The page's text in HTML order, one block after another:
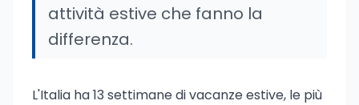
attività estive che fanno la
differenza.
L'Italia ha 13 settimane di vacanze estive, le più